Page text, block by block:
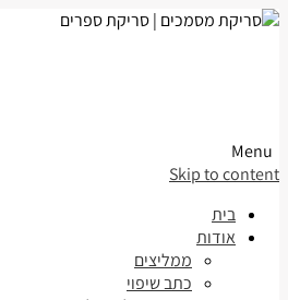
Skip to content
בית
אודות
ממליצים
כתב שיפוי